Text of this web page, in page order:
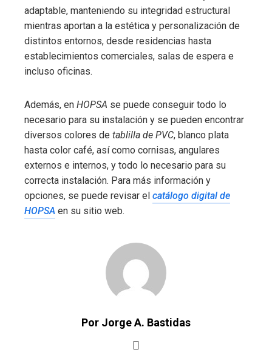
adaptable, manteniendo su integridad estructural
mientras aportan a la estética y personalización de
distintos entornos, desde residencias hasta
establecimientos comerciales, salas de espera e
incluso oficinas.
Además, en HOPSA se puede conseguir todo lo
necesario para su instalación y se pueden encontrar
diversos colores de tablilla de PVC, blanco plata
hasta color café, así como cornisas, angulares
externos e internos, y todo lo necesario para su
correcta instalación. Para más información y
opciones, se puede revisar el catálogo digital de
HOPSA en su sitio web.
Por Jorge A. Bastidas